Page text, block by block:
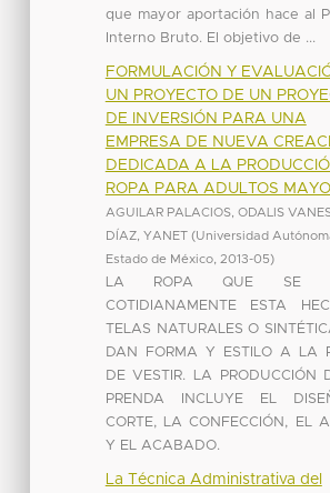
que mayor aportación hace al
Interno Bruto. El objetivo de ...
FORMULACIÓN Y
UN PROYECTO DE UN
DE INVERSIÓN PARA UNA
EMPRESA DE NUEVA
DEDICADA A LA
ROPA PARA ADULTOS
AGUILAR PALACIOS, ODALIS
DÍAZ, YANET (Universidad
Estado de México, 2013-05)
LA ROPA QUE SE
COTIDIANAMENTE ESTA
TELAS NATURALES O
DAN FORMA Y ESTILO A LA
DE VESTIR. LA PRODUCCIÓN
PRENDA INCLUYE EL
CORTE, LA CONFECCIÓN, EL
Y EL ACABADO.
La Técnica Administrativa del